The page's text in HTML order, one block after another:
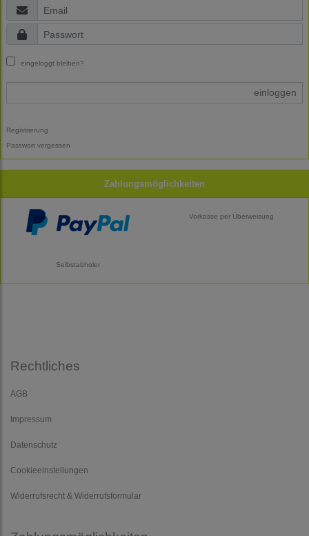
eingeloggt bleiben?
einloggen
Registrierung
Passwort vergessen
Zahlungsmöglichkeiten
Vorkasse per Überweisung
Selbstabholer
Rechtliches
AGB
Impressum
Datenschutz
Cookieeinstellungen
Widerrufsrecht & Widerrufsformular